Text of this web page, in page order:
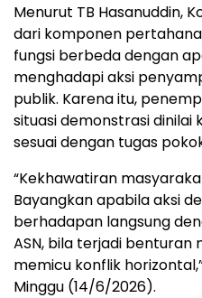
Menurut TB Hasanuddin,
dari komponen
fungsi berbeda dengan
menghadapi aksi
publik. Karena itu,
situasi demonstrasi
sesuai dengan tugas
“Kekhawatiran
Bayangkan apabila aksi
berhadapan langsung
ASN, bila terjadi
memicu konflik
Minggu (14/6/2026).